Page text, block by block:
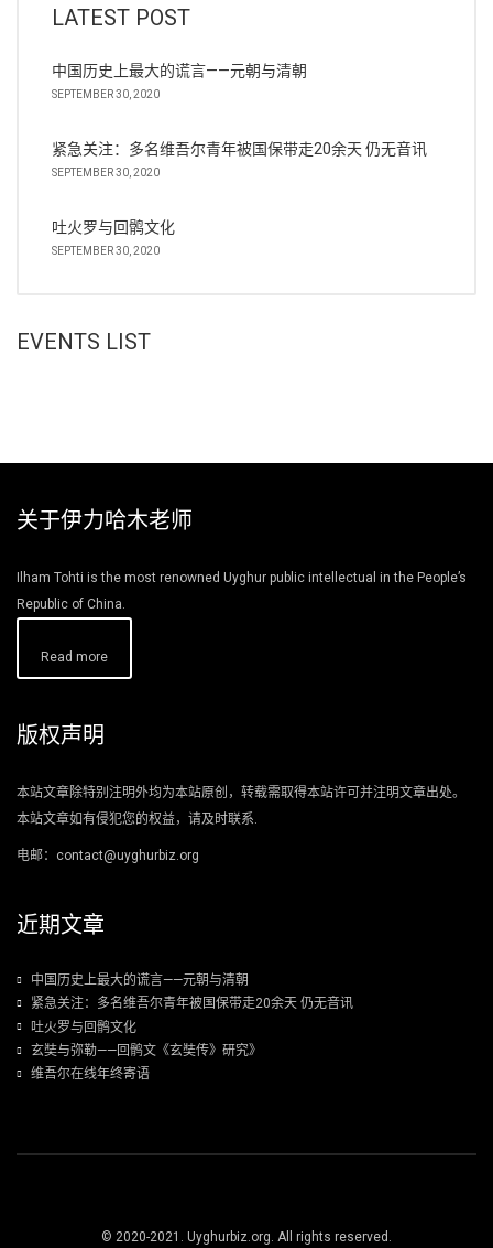
LATEST POST
中国历史上最大的谎言——元朝与清朝
SEPTEMBER 30, 2020
紧急关注：多名维吾尔青年被国保带走20余天 仍无音讯
SEPTEMBER 30, 2020
吐火罗与回鹘文化
SEPTEMBER 30, 2020
EVENTS LIST
关于伊力哈木老师
Ilham Tohti is the most renowned Uyghur public intellectual in the People’s
Republic of China.
Read more
版权声明
本站文章除特别注明外均为本站原创，转载需取得本站许可并注明文章出处。
本站文章如有侵犯您的权益，请及时联系.
电邮：contact@uyghurbiz.org
近期文章
中国历史上最大的谎言——元朝与清朝
紧急关注：多名维吾尔青年被国保带走20余天 仍无音讯
吐火罗与回鹘文化
玄奘与弥勒——回鹘文《玄奘传》研究》
维吾尔在线年终寄语
© 2020-2021. Uyghurbiz.org. All rights reserved.